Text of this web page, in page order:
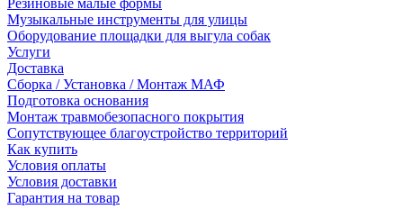
Резиновые малые формы
Музыкальные инструменты для улицы
Оборудование площадки для выгула собак
Услуги
Доставка
Сборка / Установка / Монтаж МАФ
Подготовка основания
Монтаж травмобезопасного покрытия
Сопутствующее благоустройство территорий
Как купить
Условия оплаты
Условия доставки
Гарантия на товар